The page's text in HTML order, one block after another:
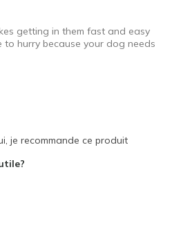
getting in them fast and easy
to hurry because your dog needs
je recommande ce produit